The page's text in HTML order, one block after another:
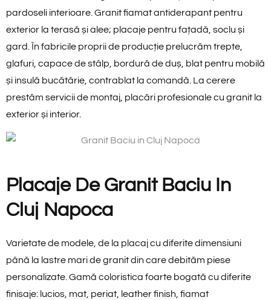
pardoseli interioare. Granit fiamat antiderapant pentru
exterior la terasă și alee; placaje pentru fațadă, soclu și
gard. În fabricile proprii de producție prelucrăm trepte,
glafuri, capace de stâlp, bordură de duș, blat pentru mobilă
și insulă bucătărie, contrablat la comandă. La cerere
prestăm servicii de montaj, placări profesionale cu granit la
exterior și interior.
Placaje De Granit Baciu In
Cluj Napoca
Varietate de modele, de la placaj cu diferite dimensiuni
până la lastre mari de granit din care debităm piese
personalizate. Gamă coloristica foarte bogată cu diferite
finisaje: lucios, mat, periat, leather finish, fiamat